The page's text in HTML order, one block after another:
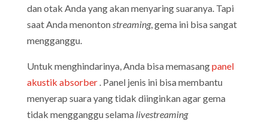
dan otak Anda yang akan menyaring suaranya. Tapi
saat Anda menontonstreaming, gema ini bisa sangat
mengganggu.
Untuk menghindarinya, Anda bisa memasangpanel
akustik absorber. Panel jenis ini bisa membantu
menyerap suara yang tidak diinginkan agar gema
tidak mengganggu selama livestreaming